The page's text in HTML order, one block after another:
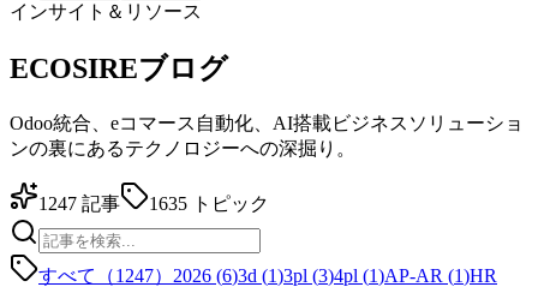
インサイト＆リソース
ECOSIREブログ
Odoo統合、eコマース自動化、AI搭載ビジネスソリューショ
ンの裏にあるテクノロジーへの深掘り。
1247 記事 1635 トピック
すべて（1247） 2026 (6)3d (1)3pl (3)4pl (1)AP-AR (1)HR